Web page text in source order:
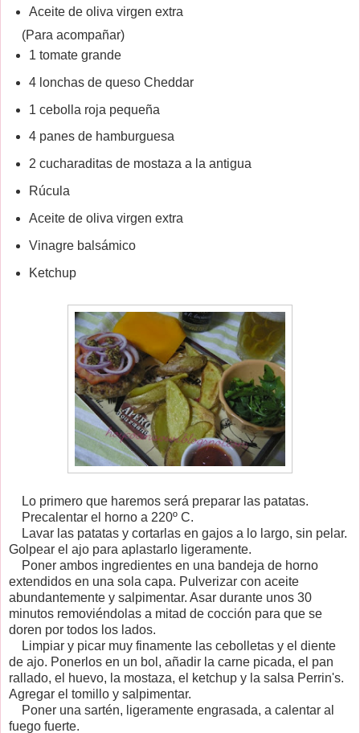
Aceite de oliva virgen extra
(Para acompañar)
1 tomate grande
4 lonchas de queso Cheddar
1 cebolla roja pequeña
4 panes de hamburguesa
2 cucharaditas de mostaza a la antigua
Rúcula
Aceite de oliva virgen extra
Vinagre balsámico
Ketchup
Lo primero que haremos será preparar las patatas.
Precalentar el horno a 220º C.
Lavar las patatas y cortarlas en gajos a lo largo, sin pelar.
Golpear el ajo para aplastarlo ligeramente.
Poner ambos ingredientes en una bandeja de horno
extendidos en una sola capa. Pulverizar con aceite
abundantemente y salpimentar. Asar durante unos 30
minutos removiéndolas a mitad de cocción para que se
doren por todos los lados.
Limpiar y picar muy finamente las cebolletas y el diente
de ajo. Ponerlos en un bol, añadir la carne picada, el pan
rallado, el huevo, la mostaza, el ketchup y la salsa Perrin's.
Agregar el tomillo y salpimentar.
Poner una sartén, ligeramente engrasada, a calentar al
fuego fuerte.